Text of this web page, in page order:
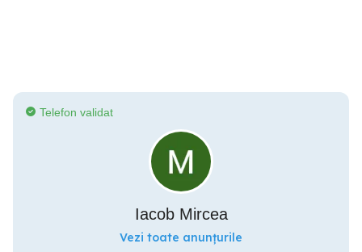
Telefon validat
Iacob Mircea
Vezi toate anunțurile